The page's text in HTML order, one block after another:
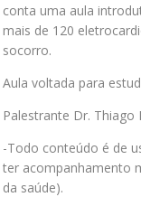
conta uma aula
mais de 120
socorro.
Aula voltada para
Palestrante Dr. Thiago
-Todo conteúdo é de
ter acompanhamento
da saúde).